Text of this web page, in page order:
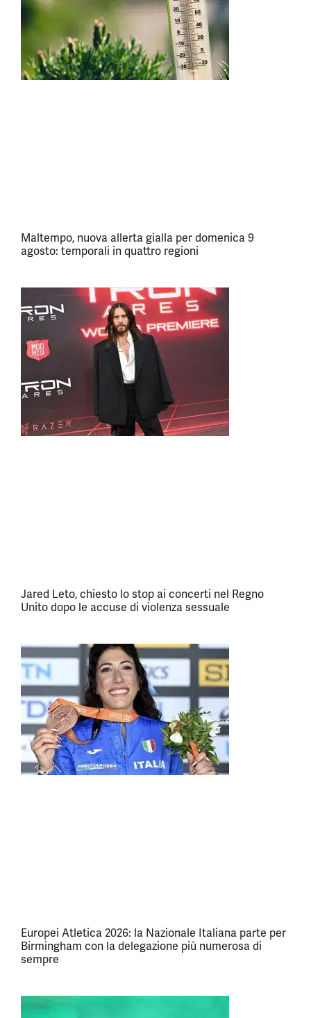
Maltempo, nuova allerta gialla per domenica 9
agosto: temporali in quattro regioni
Jared Leto, chiesto lo stop ai concerti nel Regno
Unito dopo le accuse di violenza sessuale
Europei Atletica 2026: la Nazionale Italiana parte per
Birmingham con la delegazione più numerosa di
sempre